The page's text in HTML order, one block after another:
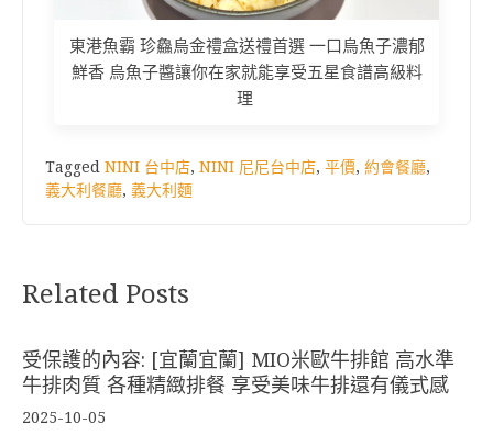
東港魚霸 珍鱻烏金禮盒送禮首選 一口烏魚子濃郁
鮮香 烏魚子醬讓你在家就能享受五星食譜高級料
理
Tagged NINI 台中店, NINI 尼尼台中店, 平價, 約會餐廳,
義大利餐廳, 義大利麵
Related Posts
受保護的內容: [宜蘭宜蘭] MIO米歐牛排館 高水準
牛排肉質 各種精緻排餐 享受美味牛排還有儀式感
2025-10-05